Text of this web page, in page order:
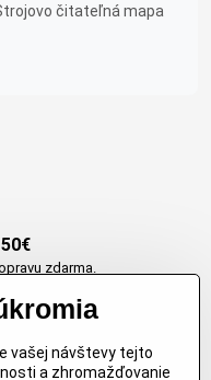
Strojovo čitateľná mapa
zdarma.
Arbortech
vašej návštevy tejto
a zhromažďovanie